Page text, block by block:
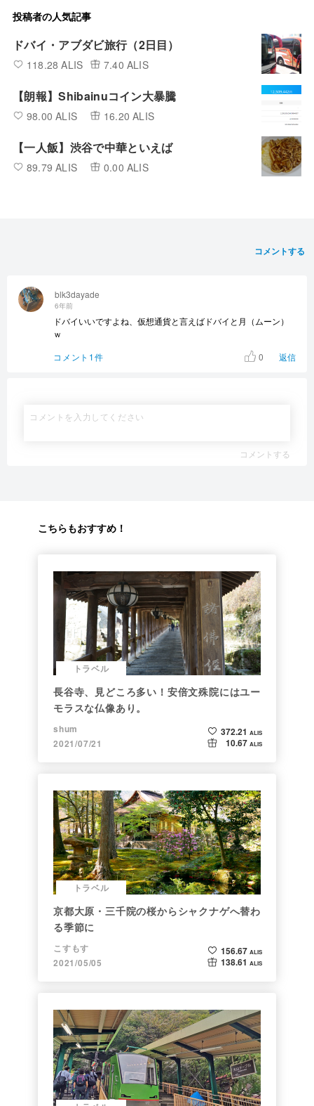
投稿者の人気記事
ドバイ・アブダビ旅行（2日目）
118.28 ALIS 7.40 ALIS
【朗報】Shibainuコイン大暴騰
98.00 ALIS 16.20 ALIS
【一人飯】渋谷で中華といえば
89.79 ALIS 0.00 ALIS
コメントする
blk3dayade
6年前
ドバイいいですよね、仮想通貨と言えばドバイと月（ムーン）
ｗ
コメント1件
0 返信
コメントする
こちらもおすすめ！
トラベル
長谷寺、見どころ多い！安倍文殊院にはユー
モラスな仏像あり。
shum
2021/07/21
372.21 ALIS
10.67 ALIS
トラベル
京都大原・三千院の桜からシャクナゲへ替わ
る季節に
こすもす
2021/05/05
156.67 ALIS
138.61 ALIS